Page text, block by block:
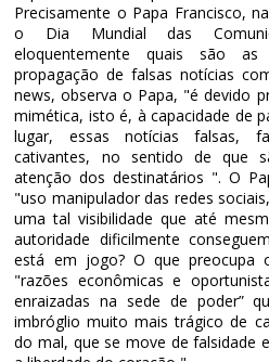
Precisamente o Papa Francisco,
o Dia Mundial das
eloquentemente quais são
propagação de falsas notícias
news, observa o Papa, "é devido
mimética, isto é, à capacidade de
lugar, essas notícias falsas,
cativantes, no sentido de que
atenção dos destinatários ". O
"uso manipulador das redes
uma tal visibilidade que até
autoridade dificilmente
está em jogo? O que preocupa
"razões econômicas e
enraizadas na sede de poder”
imbróglio muito mais trágico de
do mal, que se move de falsidade